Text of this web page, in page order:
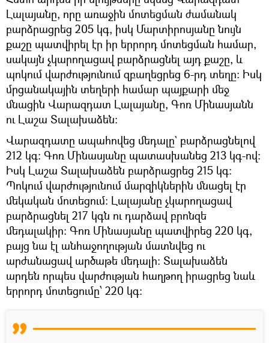
Լալայանը, որը առաջին մոտեցման ժամանակ
բարձրացրեց 205 կգ, իսկ Մարտիրոսյանը նույն
քաշը պատվիրել էր իր երրորդ մոտեցման համար,
սակայն չկարողացավ բարձրացնել այդ քաշը, և
պոկում վարժությունում զբաղեցրեց 6-րդ տեղը։ Իսկ
մրցանակային տեղերի համար պայքարի մեջ
մնացին Վարազդատ Լալայանը, Գոռ Մինասյանն
ու Լաշա Տալախաձեն։
Վարազդատը ապահովեց մեդալը` բարձրացնելով
212 կգ։ Գոռ Մինասյանը պատասխանեց 213 կգ-ով։
Իսկ Լաշա Տալախաձեն բարձրացրեց 215 կգ։
Պոկում վարժությունում մարզիկներին մնացել էր
մեկական մոտեցում։ Լալայանը չկարողացավ
բարձրացնել 217 կգն ու դարձավ բրոնզե
մեդալակիր։ Գոռ Մինասյանը պատվիրեց 220 կգ,
բայց նա էլ անհաջողության մատնվեց ու
արժանացավ արծաթե մեդալի։ Տալախաձեն
արդեն որպես վարժության հաղթող իրացրեց նաև
երրորդ մոտեցումը՝ 220 կգ։